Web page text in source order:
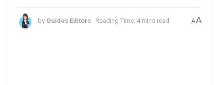
by Guides Editors Reading Time: 4 mins read AA